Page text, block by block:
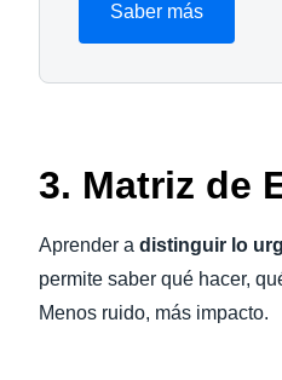
Saber más
3. Matriz de
Aprender a distinguir lo
permite saber qué hacer,
Menos ruido, más impacto.